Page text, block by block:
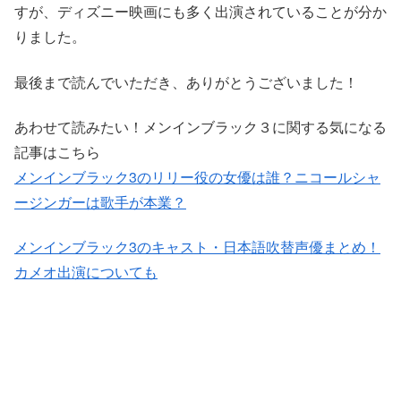
すが、ディズニー映画にも多く出演されていることが分か
りました。
最後まで読んでいただき、ありがとうございました！
あわせて読みたい！メンインブラック３に関する気になる
記事はこちら
メンインブラック3のリリー役の女優は誰？ニコールシャ
ージンガーは歌手が本業？
メンインブラック3のキャスト・日本語吹替声優まとめ！
カメオ出演についても